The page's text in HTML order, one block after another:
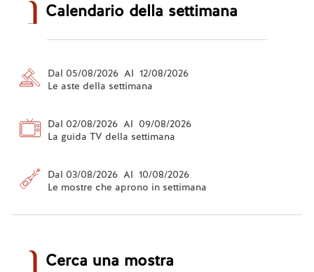
Calendario della settimana
Dal 05/08/2026 Al 12/08/2026
Le aste della settimana
Dal 02/08/2026 Al 09/08/2026
La guida TV della settimana
Dal 03/08/2026 Al 10/08/2026
Le mostre che aprono in settimana
Cerca una mostra